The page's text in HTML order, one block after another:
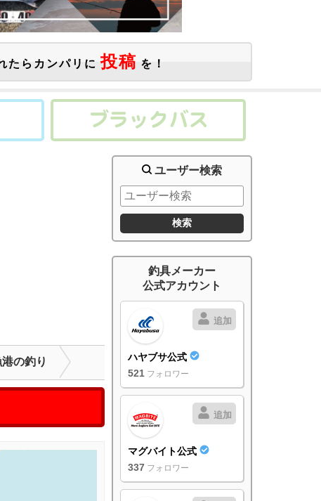
たらカンパリに 投稿 を！
の釣り
ユーザー検索
釣具メーカー
公式アカウント
追加
ハヤブサ公式
521 フォロワー
追加
マグバイト公式
337 フォロワー